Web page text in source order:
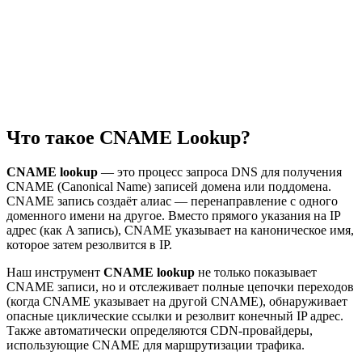
Что такое CNAME Lookup?
CNAME lookup — это процесс запроса DNS для получения
CNAME (Canonical Name) записей домена или поддомена.
CNAME запись создаёт алиас — перенаправление с одного
доменного имени на другое. Вместо прямого указания на IP
адрес (как A запись), CNAME указывает на каноническое имя,
которое затем резолвится в IP.
Наш инструмент CNAME lookup не только показывает
CNAME записи, но и отслеживает полные цепочки переходов
(когда CNAME указывает на другой CNAME), обнаруживает
опасные циклические ссылки и резолвит конечный IP адрес.
Также автоматически определяются CDN-провайдеры,
использующие CNAME для маршрутизации трафика.